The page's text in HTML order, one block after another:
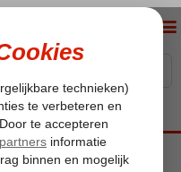
Jaz Makadi Saraya Palms